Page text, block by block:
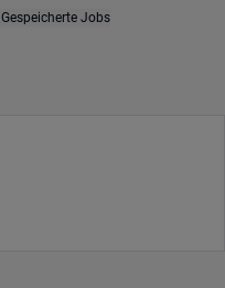
Gespeicherte Jobs